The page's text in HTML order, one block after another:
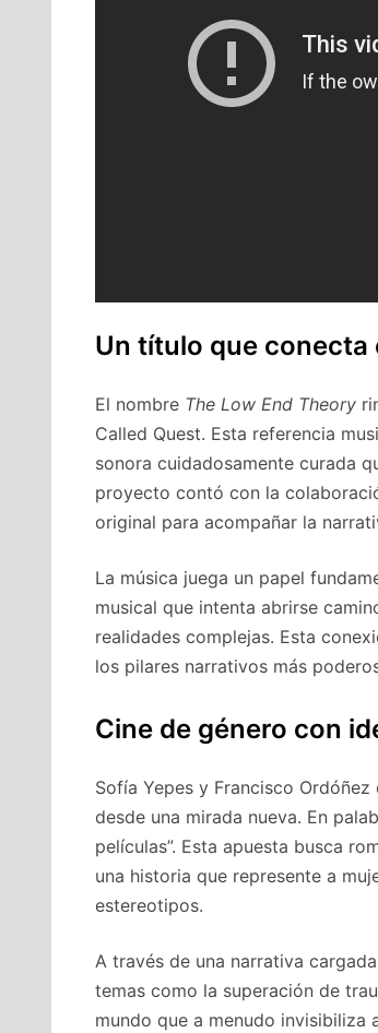
Un título que
El nombre The Low End Theory
Called Quest. Esta referencia
sonora cuidadosamente curada
proyecto contó con la
original para acompañar la
La música juega un papel
musical que intenta abrirse
realidades complejas. Esta
los pilares narrativos más
Cine de género con
Sofía Yepes y Francisco
desde una mirada nueva. En
películas”. Esta apuesta busca
una historia que represente a
estereotipos.
A través de una narrativa
temas como la superación de
mundo que a menudo invisibiliza